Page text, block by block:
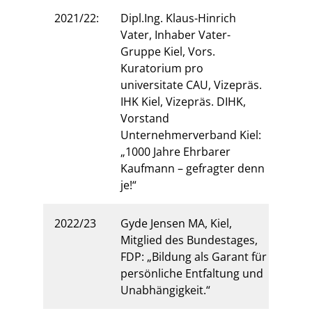
2021/22:
Dipl.Ing. Klaus-Hinrich
Vater, Inhaber Vater-
Gruppe Kiel, Vors.
Kuratorium pro
universitate CAU, Vizepräs.
IHK Kiel, Vizepräs. DIHK,
Vorstand
Unternehmerverband Kiel:
„1000 Jahre Ehrbarer
Kaufmann – gefragter denn
je!“
2022/23
Gyde Jensen MA, Kiel,
Mitglied des Bundestages,
FDP: „Bildung als Garant für
persönliche Entfaltung und
Unabhängigkeit.“